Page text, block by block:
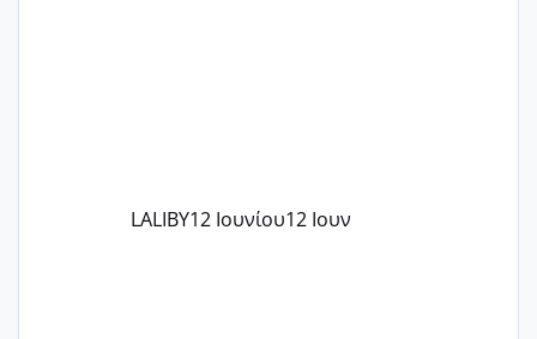
LALIBY12 Ιουνίου12 Ιουν